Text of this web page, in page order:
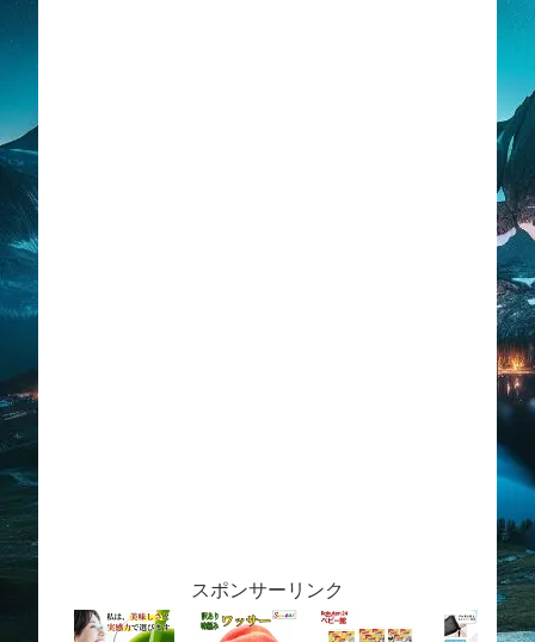
スポンサーリンク